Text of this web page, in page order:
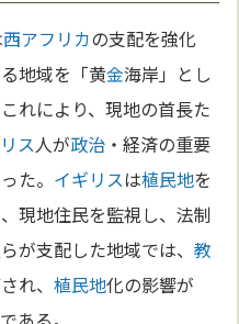
西アフリカの支配を強化
地域を「黄金海岸」とし
れにより、現地の首長た
ス人が政治 ・経済の重要
た。 イギリスは植民地を
現地住民を監視し、法制
が支配した地域では、教
れ、植民地化の影響が